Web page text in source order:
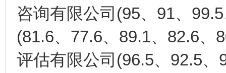
咨询有限公司 (95、 91、 99.5
(81.6、 77.6、 89.1、 82.6、
评估有限公司 (96.5、 92.5、